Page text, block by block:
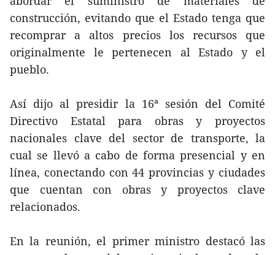
construcción, evitando que el Estado tenga que
recomprar a altos precios los recursos que
originalmente le pertenecen al Estado y el
pueblo.
Así dijo al presidir la 16ª sesión del Comité
Directivo Estatal para obras y proyectos
nacionales clave del sector de transporte, la
cual se llevó a cabo de forma presencial y en
línea, conectando con 44 provincias y ciudades
que cuentan con obras y proyectos clave
relacionados.
En la reunión, el primer ministro destacó las